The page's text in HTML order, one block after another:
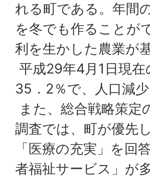
れる町である。年間
を冬でも作ることが
利を生かした農業が
平成29年4月1日現
35．2％で、人口減
また、総合戦略策
調査では、町が優先
「医療の充実」を回
者福祉サービス」が